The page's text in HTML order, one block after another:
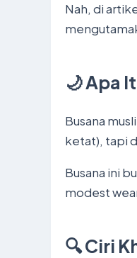
Nah, di
🌙 Apa
Busana
ketat), tapi
Busana ini
modest
🔍 Ciri